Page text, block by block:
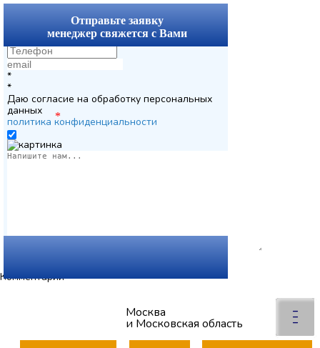
Отправьте заявку
менеджер свяжется с Вами
*
*
*
Даю согласие на обработку персональных
данных
политика конфиденциальности
Комментарии
Москва
и Московская область
–
–
–
×